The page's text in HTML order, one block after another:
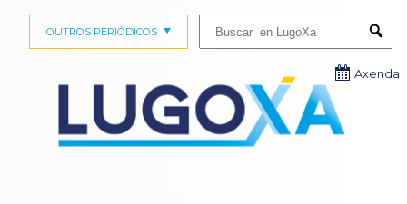
OUTROS PERIÓDICOS
Axenda